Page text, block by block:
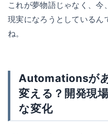
これが夢物語じゃなく、
現実になろうとしているん
ね。
Automationsが
変える？開発現
な変化